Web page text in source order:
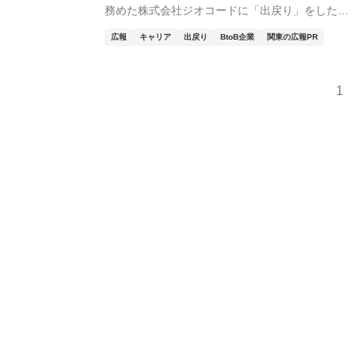
務めた株式会社ジオコードに「出戻り」をした広
広報 キャリア 出戻り BtoB企業 関東の広報PR
1